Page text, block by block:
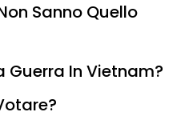
Sanno Quello
Guerra In Vietnam?